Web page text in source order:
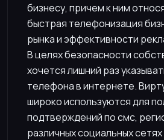
бизнесу, причем к ним
быстрая телефонизация
рынка и эффективности
В целях безопасности
хочется лишний раз
телефона в интернете.
широко используются для
подтверждений по смс,
различных социальных